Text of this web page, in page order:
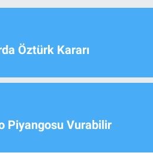
Öztürk Kararı
Piyangosu Vurabilir